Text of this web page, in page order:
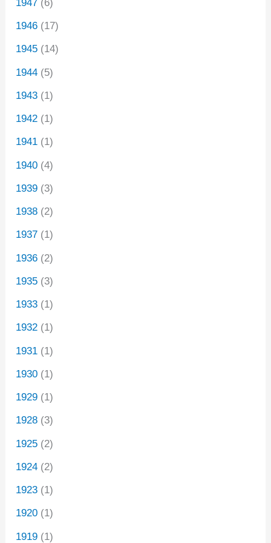
1947 (6)
1946 (17)
1945 (14)
1944 (5)
1943 (1)
1942 (1)
1941 (1)
1940 (4)
1939 (3)
1938 (2)
1937 (1)
1936 (2)
1935 (3)
1933 (1)
1932 (1)
1931 (1)
1930 (1)
1929 (1)
1928 (3)
1925 (2)
1924 (2)
1923 (1)
1920 (1)
1919 (1)